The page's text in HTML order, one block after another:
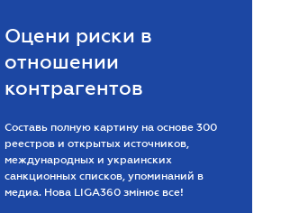
Оцени риски в
отношении
контрагентов
Составь полную картину на основе 300
реестров и открытых источников,
международных и украинских
санкционных списков, упоминаний в
медиа. Нова LIGA360 змінює все!